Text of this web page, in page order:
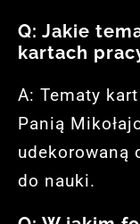
Q: Jakie
kartach
A: Tematy
Panią
udekorowaną
do nauki.